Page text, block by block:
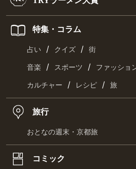
特集・コラム
占い / クイズ / 街
音楽 / スポーツ / ファッショ
カルチャー / レシピ / 旅
旅行
おとなの週末・京都旅
コミック